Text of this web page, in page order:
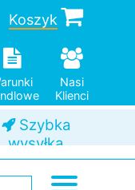
Nasi
Klienci
Koszyk
Szybka
wysyłka
Od jednej
sztuki